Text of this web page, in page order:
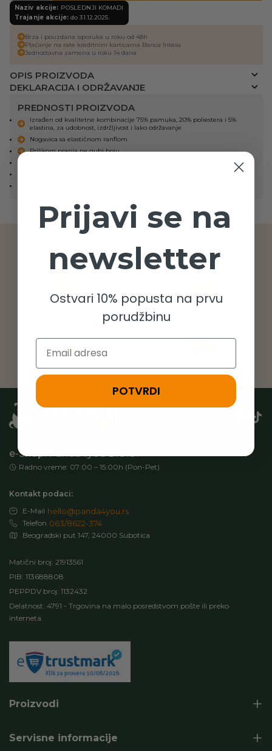
Naziv akcije: POSLEDNJI KOMADI
Trajanje akcije:do 31.12.2025.
Brza i pouzdana isporuka u roku od 48h
Plaćanje na rate kreditnim karticama Banca Intesa
Jednostavna zamena u roku 14 dana
OPIS PROIZVODA
DEKLARACIJA I ODRŽAVANJE
PREDNOSTI PROIZVODA
Izrađen od kvalitetne kombinacije 75% pamuka, 20% poliestera i 5%
elastina, za udobnost, izdržljivost i lako održavanje
Nogavica sa elastičnom ranflom
Prilikom pranja ne gubi boju
Sigurno plaćanje Telefonska podrška
Zamena proizvoda Brza dostava do 48h
e-Shop: Panda4you D.O.O.
Radno vreme: 07:00 – 15:00h (Pon-Pet)
Kontakt podaci:
E-Mail hello@panda4you.rs
Telefon 063/8622-374
Beogradski put 147, 24000 Subotica
Matični broj: 21913561
PIB: 113688808
PEPPDV broj: 1132432
Delatnost: 4791 - Trgovina na malo posredstvom pošte ili preko
interneta.
Proizvodi
Servisne informacije
Prijavi se na
newsletter
Ostvari 10% popusta na prvu
porudžbinu
Email
POTVRDI